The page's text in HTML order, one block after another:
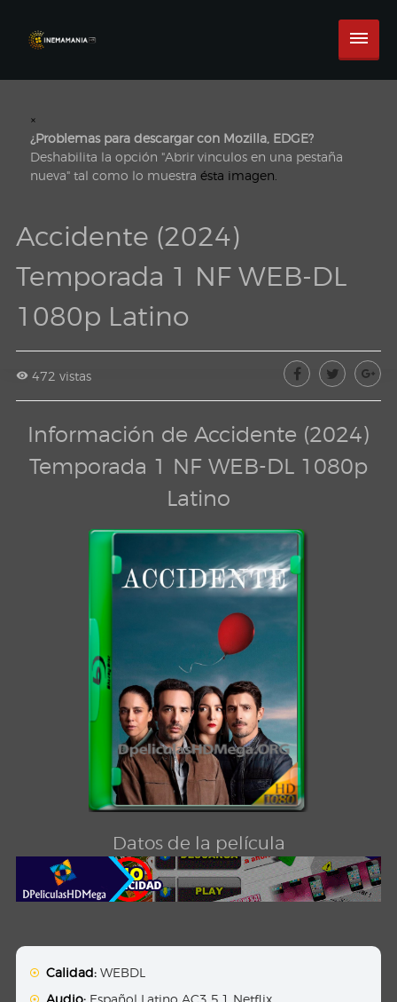
×
¿Problemas para descargar con Mozilla, EDGE?
Deshabilita la opción "Abrir vinculos en una pestaña
nueva" tal como lo muestra ésta imagen.
Accidente (2024)
Temporada 1 NF WEB-DL
1080p Latino
472 vistas
Información de Accidente (2024)
Temporada 1 NF WEB-DL 1080p
Latino
Datos de la película
Calidad: WEBDL